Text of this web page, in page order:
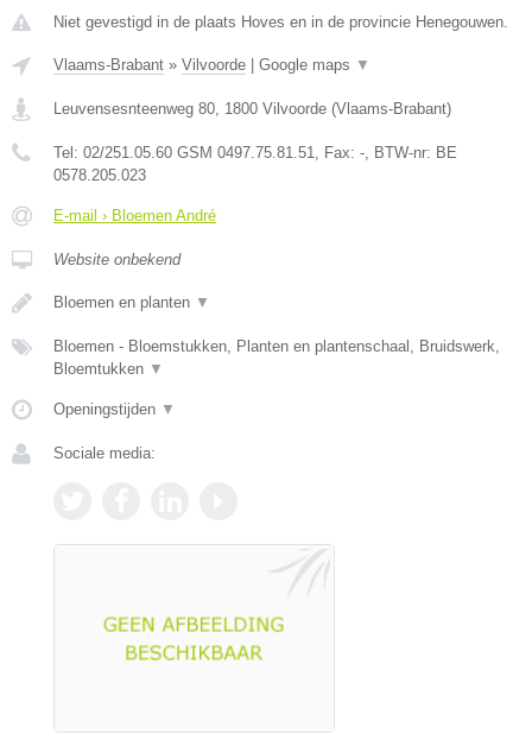
Niet gevestigd in de plaats Hoves en in de provincie Henegouwen.
Vlaams-Brabant » Vilvoorde Google maps ▼
Leuvensesnteenweg 80, 1800 Vilvoorde (Vlaams-Brabant)
Tel: 02/251.05.60 GSM 0497.75.81.51, Fax: -, BTW-nr: BE
0578.205.023
E-mail › Bloemen André
Website onbekend
Bloemen en planten ▼
Bloemen - Bloemstukken, Planten en plantenschaal, Bruidswerk,
Bloemtukken ▼
Openingstijden ▼
Sociale media: